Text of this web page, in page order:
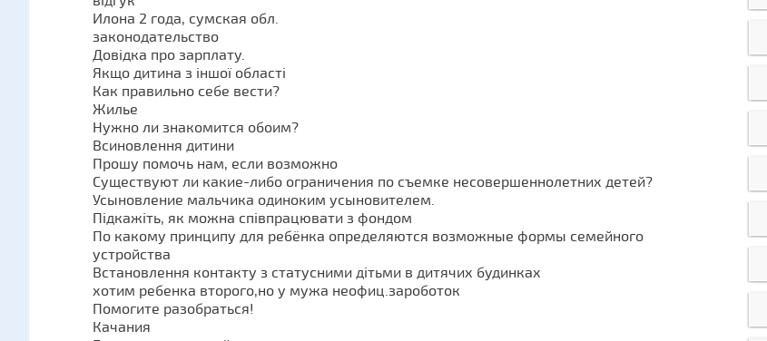
Илона 2 года, сумская обл.
законодательство
Довідка про зарплату.
Якщо дитина з іншої області
Как правильно себе вести?
Жилье
Нужно ли знакомится обоим?
Всиновлення дитини
Прошу помочь нам, если возможно
Существуют ли какие-либо ограничения по съемке несовершеннолетних детей?
Усыновление мальчика одиноким усыновителем.
Підкажіть, як можна співпрацювати з фондом
По какому принципу для ребёнка определяются возможные формы семейного
устройства
Встановлення контакту з статусними дітьми в дитячих будинках
хотим ребенка второго,но у мужа неофиц.зароботок
Помогите разобраться!
Качания